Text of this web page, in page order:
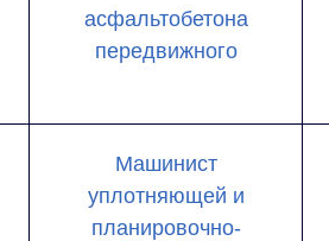
асфальтобетона
передвижного
Машинист
уплотняющей и
планировочно-